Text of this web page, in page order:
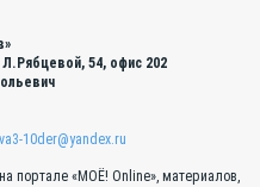
54, офис 202
10der@yandex.ru
портале «МОЁ! Online», материалов,